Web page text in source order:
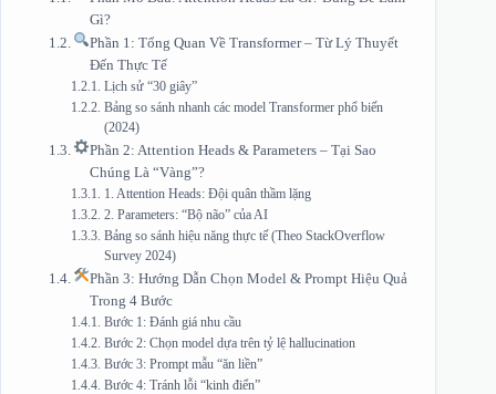
Gì?
Phần 1: Tổng Quan Về Transformer – Từ Lý Thuyết
Đến Thực Tế
Lịch sử “30 giây”
Bảng so sánh nhanh các model Transformer phổ biến
(2024)
Phần 2: Attention Heads & Parameters – Tại Sao
Chúng Là “Vàng”?
1. Attention Heads: Đội quân thầm lặng
2. Parameters: “Bộ não” của AI
Bảng so sánh hiệu năng thực tế (Theo StackOverflow
Survey 2024)
Phần 3: Hướng Dẫn Chọn Model & Prompt Hiệu Quả
Trong 4 Bước
Bước 1: Đánh giá nhu cầu
Bước 2: Chọn model dựa trên tỷ lệ hallucination
Bước 3: Prompt mẫu “ăn liền”
Bước 4: Tránh lỗi “kinh điển”